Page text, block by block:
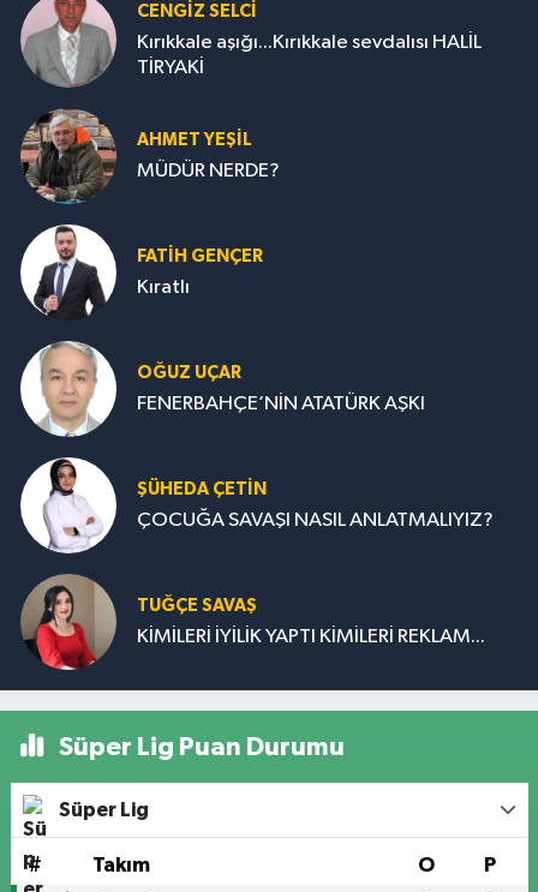
CENGİZ SELCİ
Kırıkkale aşığı...Kırıkkale sevdalısı HALİL
TİRYAKİ
AHMET YEŞİL
MÜDÜR NERDE?
FATIH GENÇER
Kıratlı
OĞUZ UÇAR
FENERBAHÇE’NİN ATATÜRK AŞKI
ŞÜHEDA ÇETİN
ÇOCUĞA SAVAŞI NASIL ANLATMALIYIZ?
TUĞÇE SAVAŞ
KİMİLERİ İYİLİK YAPTI KİMİLERİ REKLAM...
Süper Lig Puan Durumu
Süper Lig
# Takım O P